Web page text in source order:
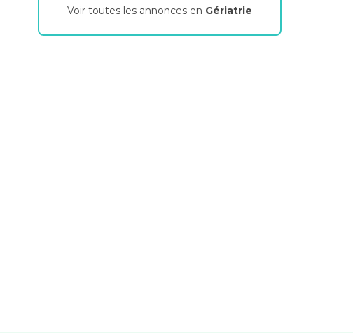
Voir toutes les annonces en Gériatrie